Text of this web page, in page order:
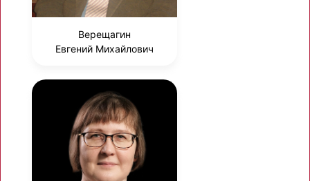
Верещагин
Евгений Михайлович